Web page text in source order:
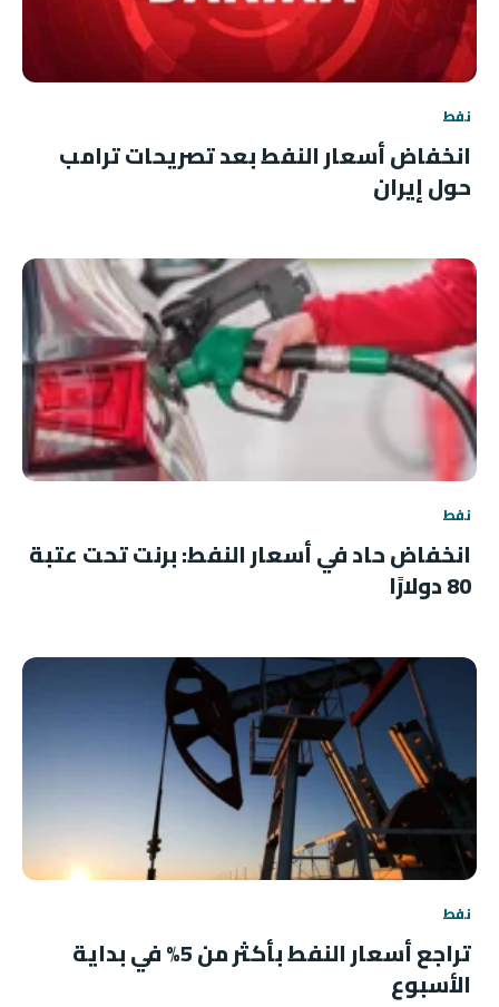
نفط
انخفاض أسعار النفط بعد تصريحات ترامب
حول إيران
نفط
انخفاض حاد في أسعار النفط: برنت تحت عتبة
80 دولارًا
نفط
تراجع أسعار النفط بأكثر من 5% في بداية
الأسبوع